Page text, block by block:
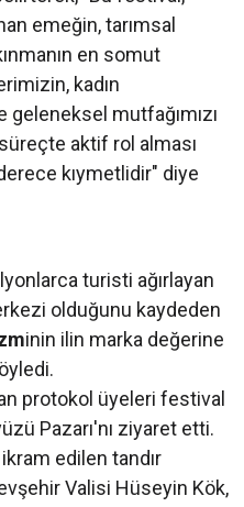
emeğin, tarımsal
en somut
kadın
mutfağımızı
aktif rol alması
kıymetlidir" diye
turisti ağırlayan
olduğunu kaydeden
inin ilin marka değerine
protokol üyeleri festival
Pazarı'nı ziyaret etti.
ikram edilen tandır
Valisi Hüseyin Kök,